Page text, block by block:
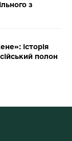
з
історія
полон